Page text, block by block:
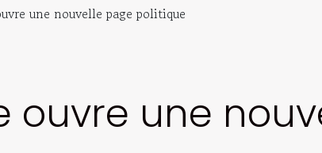
une nouvelle page politique
ouvre une